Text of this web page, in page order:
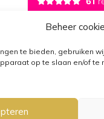
Beheer
te bieden, gebruiken
op te slaan en/of te